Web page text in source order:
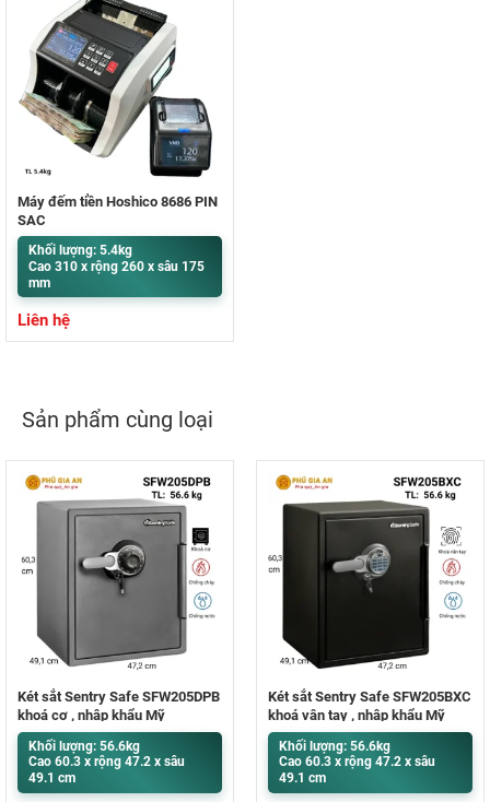
Máy đếm tiền Hoshico 8686 PIN
SẠC
Khối lượng: 5.4kg
Cao 310 x rộng 260 x sâu 175
mm
Liên hệ
Sản phẩm cùng loại
Két sắt Sentry Safe SFW205DPB
khoá cơ , nhập khẩu Mỹ
Khối lượng: 56.6kg
Cao 60.3 x rộng 47.2 x sâu
49.1 cm
Két sắt Sentry Safe SFW205BXC
khoá vân tay , nhập khẩu Mỹ
Khối lượng: 56.6kg
Cao 60.3 x rộng 47.2 x sâu
49.1 cm